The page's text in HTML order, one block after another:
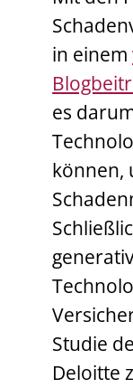
in einem
es
können,
Studie
Deloitte